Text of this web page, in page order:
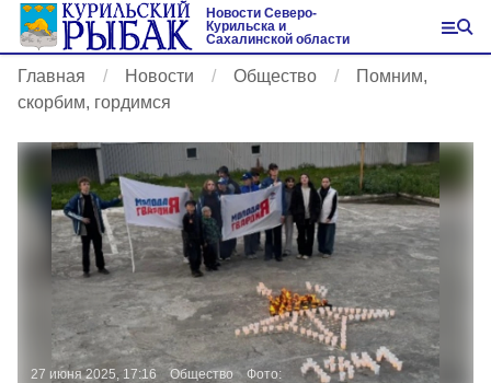
Новости Северо-
Курильска и
Сахалинской области
Главная Новости Общество
Помним,
скорбим, гордимся
27 июня 2025, 17:16 Общество Фото: